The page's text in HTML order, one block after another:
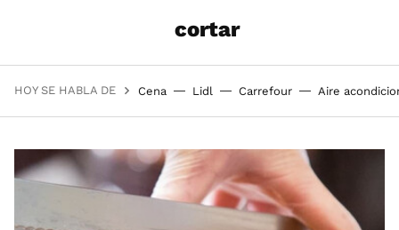
cortar
HOY SE HABLA DE Cena Lidl Carrefour Aire